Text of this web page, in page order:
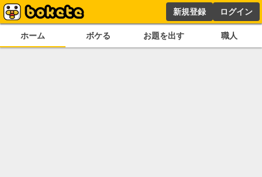
新規登録 ログイン
ホーム ボケる お題を出す 職人